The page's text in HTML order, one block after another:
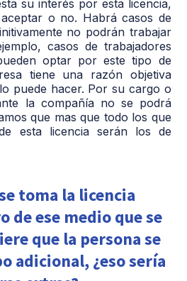
su interés por esta licencia,
o no. Habrá casos de
no podrán trabajar
casos de trabajadores
optar por este tipo de
tiene una razón objetiva
puede hacer. Por su cargo o
la compañía no se podrá
que mas que todo los que
esta licencia serán los de
toma la licencia
de ese medio que se
que la persona se
adicional, ¿eso sería